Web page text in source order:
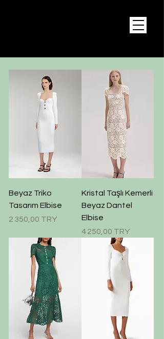
Beyaz Triko
Tasarım Elbise
Prix
2 350,00 TRY
Kristal Taşlı Kemerli
Beyaz Dantel
Elbise
Prix
4 250,00 TRY